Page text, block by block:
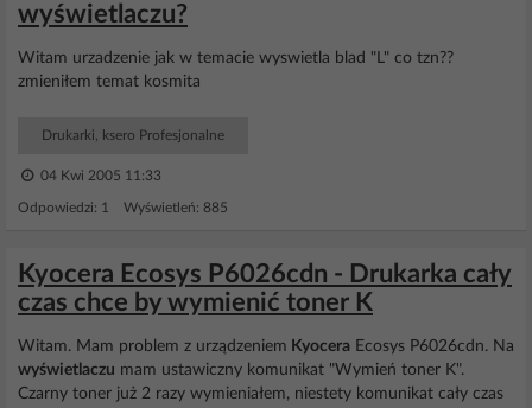
wyświetlaczu?
Witam urzadzenie jak w temacie wyswietla blad "L" co tzn??
zmieniłem temat kosmita
Drukarki, ksero Profesjonalne
04 Kwi 2005 11:33
Odpowiedzi: 1 Wyświetleń: 885
Kyocera Ecosys P6026cdn - Drukarka cały
czas chce by wymienić toner K
Witam. Mam problem z urządzeniem Kyocera Ecosys P6026cdn. Na
wyświetlaczu mam ustawiczny komunikat "Wymień toner K".
Czarny toner już 2 razy wymieniałem, niestety komunikat cały czas